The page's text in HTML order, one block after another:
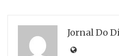
Jornal Do